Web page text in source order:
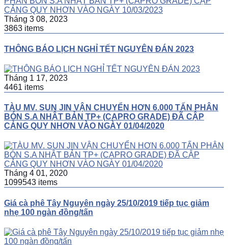
Tháng 3 08, 2023
3863 items
THÔNG BÁO LỊCH NGHỈ TẾT NGUYÊN ĐÁN 2023
Tháng 1 17, 2023
4461 items
TÀU MV. SUN JIN VẬN CHUYỂN HƠN 6.000 TẤN PHÂN
BÓN S.A NHẬT BẢN TP+ (CAPRO GRADE) ĐÃ CẬP
CẢNG QUY NHƠN VÀO NGÀY 01/04/2020
Tháng 4 01, 2020
1099543 items
Giá cà phê Tây Nguyên ngày 25/10/2019 tiếp tục giảm
nhẹ 100 ngàn đồng/tấn